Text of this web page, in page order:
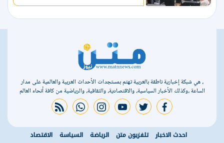
، هي شبكة إخبارية ناطقة بالعربية تهتم بمستجدات الأحداث العربية والعالمية على مدار
الساعة ،وكذلك الأخبار السياسية، والاقتصادية، والثقافية، والرياضية من كافة أنحاء العالم
facebook
twitter
youtube
instagram
whatsapp
rss feed
احدث الاخبار تلفزيون متن الرياضة السياسة الاقتصاد